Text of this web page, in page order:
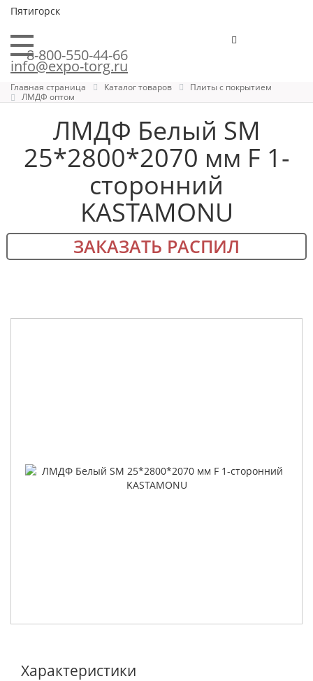
Пятигорск
8-800-550-44-66
info@expo-torg.ru
Главная страница Каталог товаров
Плиты с покрытием
ЛМДФ оптом
ЛМДФ Белый SM
25*2800*2070 мм F 1-
сторонний
KASTAMONU
ЗАКАЗАТЬ РАСПИЛ
Характеристики